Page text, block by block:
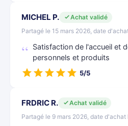
MICHEL P.
Achat validé
Partagé le 15 mars 2026, date
Satisfaction de l'accueil et
personnels et produits
5/5
FRDRIC R.
Achat validé
Partagé le 9 mars 2026, date d'achat